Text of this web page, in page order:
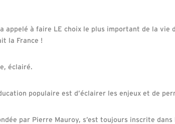
appelé à faire LE choix le plus important de la vie
la France !
éclairé.
populaire est d’éclairer les enjeux et de
par Pierre Mauroy, s’est toujours inscrite